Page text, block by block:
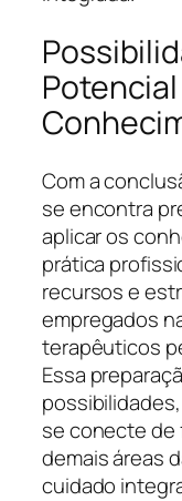
Com a
se encontra
aplicar os
prática
recursos e
empregados
terapêuticos
Essa
se conecte de
demais áreas
cuidado